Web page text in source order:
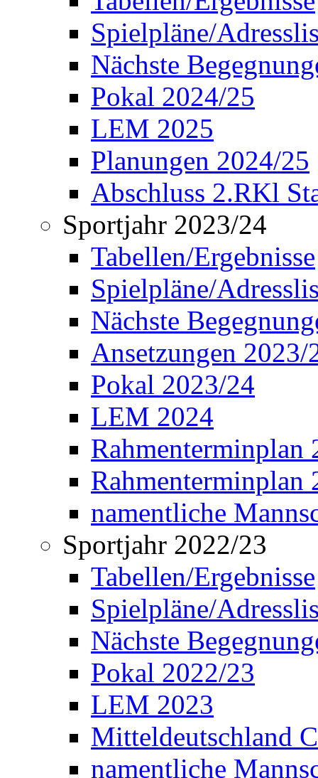
Spielpläne/
Nächste
Pokal 2024/25
LEM 2025
Planungen 2024/25
Abschluss 2.RKl
Sportjahr 2023/24
Tabellen/Ergebnisse
Spielpläne/
Nächste
Ansetzungen 2023/
Pokal 2023/24
LEM 2024
Rahmenterminplan
Rahmenterminplan
namentliche
Sportjahr 2022/23
Tabellen/Ergebnisse
Spielpläne/
Nächste
Pokal 2022/23
LEM 2023
Mitteldeutschland
namentliche